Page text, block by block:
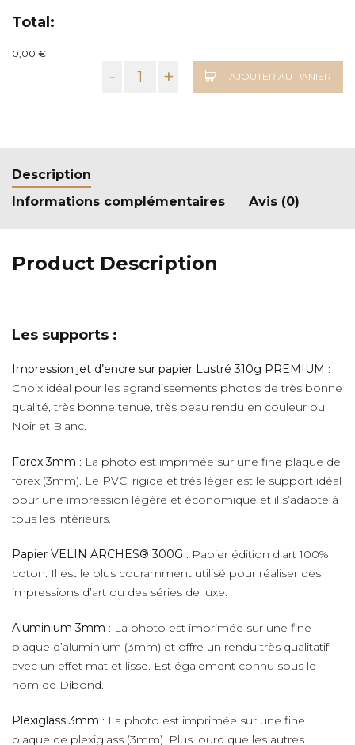
Total:
0,00 €
- + AJOUTER AU PANIER
Description
Informations complémentaires
Avis (0)
Product Description
Les supports :
Impression jet d’encre sur papier Lustré 310g PREMIUM :
Choix idéal pour les agrandissements photos de très bonne
qualité, très bonne tenue, très beau rendu en couleur ou
Noir et Blanc.
Forex 3mm : La photo est imprimée sur une fine plaque de
forex (3mm). Le PVC, rigide et très léger est le support idéal
pour une impression légère et économique et il s’adapte à
tous les intérieurs.
Papier VELIN ARCHES® 300G : Papier édition d’art 100%
coton. Il est le plus couramment utilisé pour réaliser des
impressions d’art ou des séries de luxe.
Aluminium 3mm : La photo est imprimée sur une fine
plaque d’aluminium (3mm) et offre un rendu très qualitatif
avec un effet mat et lisse. Est également connu sous le
nom de Dibond.
Plexiglass 3mm : La photo est imprimée sur une fine
plaque de plexiglass (3mm). Plus lourd que les autres